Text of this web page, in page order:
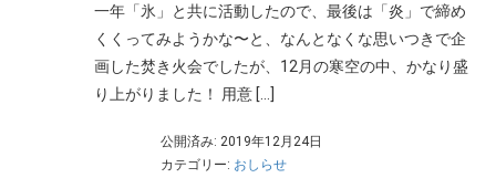
一年「氷」と共に活動したので、最後は「炎」で締め
くくってみようかな〜と、なんとなくな思いつきで企
画した焚き火会でしたが、12月の寒空の中、かなり盛
り上がりました！ 用意 […]
公開済み: 2019年12月24日
カテゴリー: おしらせ